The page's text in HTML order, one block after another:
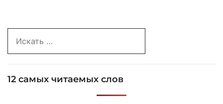
for:
12 самых читаемых слов